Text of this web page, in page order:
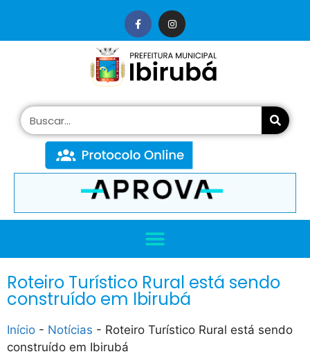
Roteiro Turístico Rural está sendo
construído em Ibirubá
Início - Notícias - Roteiro Turístico Rural está sendo
construído em Ibirubá